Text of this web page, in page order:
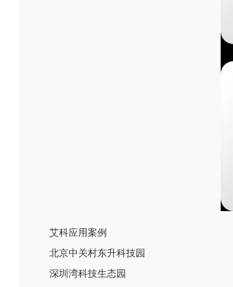
艾科应用案例
北京中关村东升科技园
深圳湾科技生态园